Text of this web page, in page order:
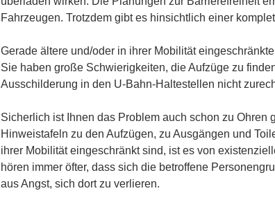
Fahrzeugen. Trotzdem gibt es hinsichtlich einer
Gerade ältere und/oder in ihrer Mobilität
Sie haben große Schwierigkeiten, die Aufzüge zu
Ausschilderung in den U-Bahn-Haltestellen nicht
Sicherlich ist Ihnen das Problem auch schon zu
Hinweistafeln zu den Aufzügen, zu Ausgängen und
ihrer Mobilität eingeschränkt sind, ist es von
hören immer öfter, dass sich die betroffene
aus Angst, sich dort zu verlieren.